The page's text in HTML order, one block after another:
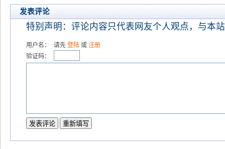
发表评论
特别声明：评论内容只代表网友个人观点，与本
用户名： 请先 登陆或 注册
验证码：